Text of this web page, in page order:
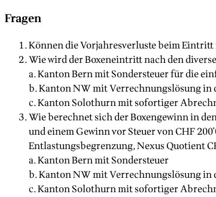
Fragen
Können die Vorjahresverluste beim
Wie wird der Boxeneintritt nach den
a. Kanton Bern mit Sondersteuer für die
b. Kanton NW mit Verrechnungslösung in
c. Kanton Solothurn mit sofortiger
Wie berechnet sich der Boxengewinn in
und einem Gewinn vor Steuer von CHF
Entlastungsbegrenzung, Nexus Quotient
a. Kanton Bern mit Sondersteuer
b. Kanton NW mit Verrechnungslösung in
c. Kanton Solothurn mit sofortiger